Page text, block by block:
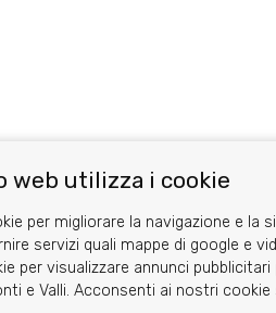
Area riservata
web utilizza i cookie
per migliorare la navigazione e la
servizi quali mappe di google e
per visualizzare annunci
e Valli. Acconsenti ai nostri